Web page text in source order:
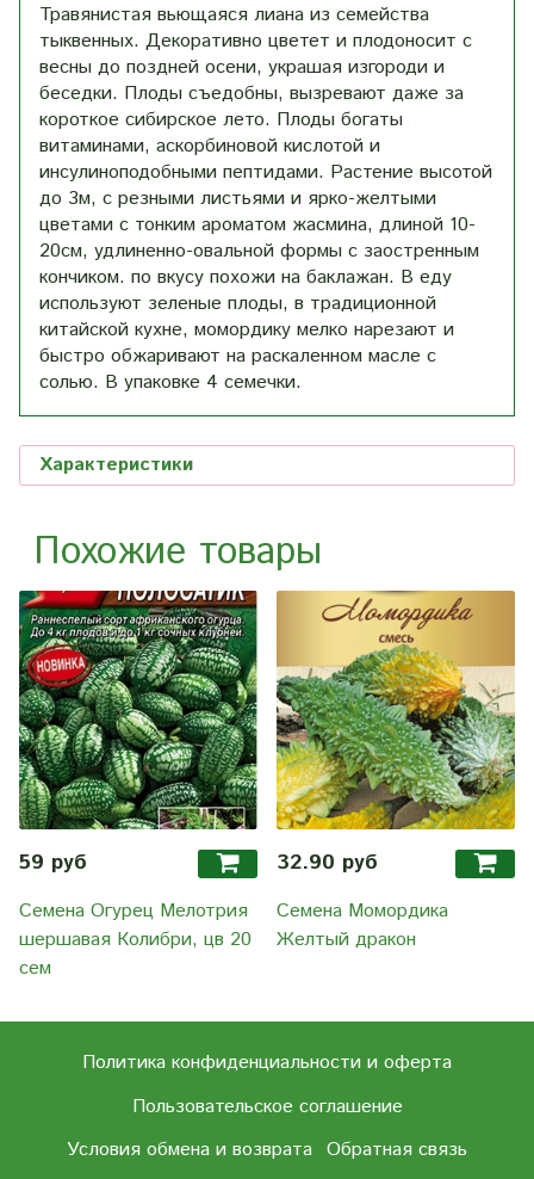
Травянистая вьющаяся лиана из семейства
тыквенных. Декоративно цветет и плодоносит с
весны до поздней осени, украшая изгороди и
беседки. Плоды съедобны, вызревают даже за
короткое сибирское лето. Плоды богаты
витаминами, аскорбиновой кислотой и
инсулиноподобными пептидами. Растение высотой
до 3м, с резными листьями и ярко-желтыми
цветами с тонким ароматом жасмина, длиной 10-
20см, удлиненно-овальной формы с заостренным
кончиком. по вкусу похожи на баклажан. В еду
используют зеленые плоды, в традиционной
китайской кухне, момордику мелко нарезают и
быстро обжаривают на раскаленном масле с
солью. В упаковке 4 семечки.
Характеристики
Похожие товары
59 руб
Семена Огурец Мелотрия
шершавая Колибри, цв 20
сем
32.90 руб
Семена Момордика
Желтый дракон
Политика конфиденциальности и оферта
Пользовательское соглашение
Условия обмена и возврата Обратная связь